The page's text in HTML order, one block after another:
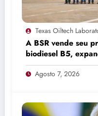
Texas Oiltech
A BSR vende seu
biodiesel B5,
de combustíveis
Agosto 7, 2026